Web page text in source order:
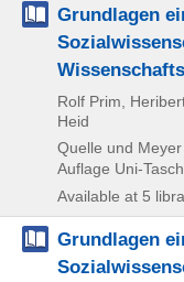
Grundlagen
Rolf Prim,
Heid
Quelle und Meyer
Auflage Uni-
Available at 5
Grundlagen